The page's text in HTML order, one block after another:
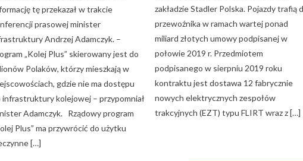
tę przekazał w trakcie
prasowej minister
Andrzej Adamczyk. –
„Kolej Plus” skierowany jest do
Polaków, którzy mieszkają w
gdzie nie ma dostępu
infrastruktury kolejowej – przypomniał
Adamczyk. Rządowy program
Plus” ma przywrócić do użytku
[…]
zakładzie Stadler Polska. Pojazdy trafią
przewoźnika w ramach wartej ponad
miliard złotych umowy podpisanej w
połowie 2019 r. Przedmiotem
podpisanego w sierpniu 2019 roku
kontraktu jest dostawa 12 fabrycznie
nowych elektrycznych zespołów
trakcyjnych (EZT) typu FLIRT wraz z […]